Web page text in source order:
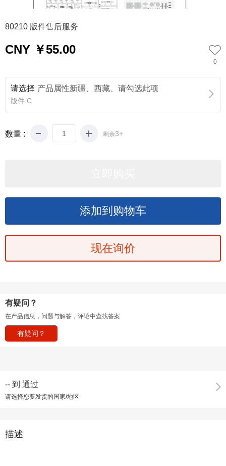
0
80210 版件售后服务
CNY ￥55.00
0
请选择 产品属性新疆、西藏、请勾选此项
版件:C
数量 : 剩余3+
现在询价
有疑问？
在产品信息，问题与解答，评论中查找答案
有疑问？
-- 到 通过
请选择您要发货的国家/地区
描述